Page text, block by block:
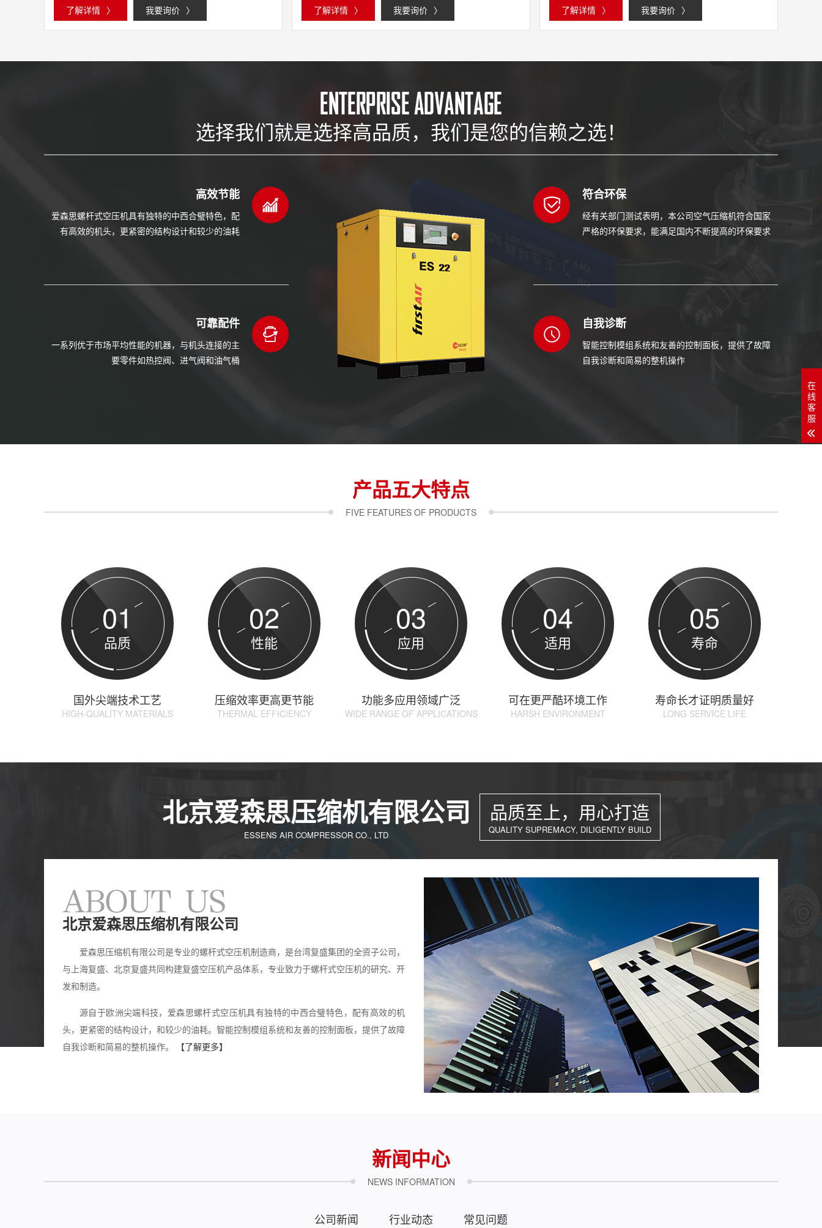
了解详情 〉 我要询价 〉 了解详情 〉 我要询价 〉 了解详情 〉 我要询价 〉
选择我们就是选择高品质，我们是您的信赖之选！
高效节能
爱森思螺杆式空压机具有独特的中西合璧特色，配
有高效的机头，更紧密的结构设计和较少的油耗
符合环保
经有关部门测试表明，本公司空气压缩机符合国家
严格的环保要求，能满足国内不断提高的环保要求
可靠配件
一系列优于市场平均性能的机器，与机头连接的主
要零件如热控阀、进气阀和油气桶
自我诊断
智能控制模组系统和友善的控制面板，提供了故障
自我诊断和简易的整机操作
产品五大特点
FIVE FEATURES OF PRODUCTS
01
品质
国外尖端技术工艺
HIGH-QUALITY MATERIALS
02
性能
压缩效率更高更节能
THERMAL EFFICIENCY
03
应用
功能多应用领域广泛
WIDE RANGE OF APPLICATIONS
04
适用
可在更严酷环境工作
HARSH ENVIRONMENT
05
寿命
寿命长才证明质量好
LONG SERVICE LIFE
北京爱森思压缩机有限公司
ESSENS AIR COMPRESSOR CO., LTD
品质至上，用心打造
QUALITY SUPREMACY, DILIGENTLY BUILD
北京爱森思压缩机有限公司
爱森思压缩机有限公司是专业的螺杆式空压机制造商，是台湾复盛集团的全资子公司，
与上海复盛、北京复盛共同构建复盛空压机产品体系，专业致力于螺杆式空压机的研究、开
发和制造。
源自于欧洲尖端科技，爱森思螺杆式空压机具有独特的中西合璧特色，配有高效的机
头，更紧密的结构设计，和较少的油耗。智能控制模组系统和友善的控制面板，提供了故障
自我诊断和简易的整机操作。
【了解更多】
新闻中心
NEWS INFORMATION
公司新闻 行业动态 常见问题
在
线
客
服